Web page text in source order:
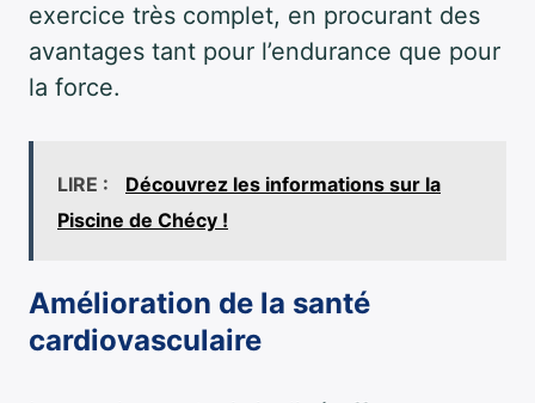
exercice très complet, en procurant des
avantages tant pour l’endurance que pour
la force.
LIRE :
Découvrez les informations sur la
Piscine de Chécy !
Amélioration de la santé
cardiovasculaire